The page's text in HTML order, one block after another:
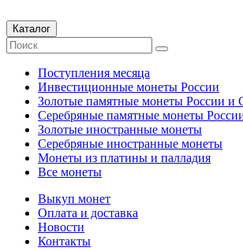
Каталог
Поступления месяца
Инвестиционные монеты России
Золотые памятные монеты России
Серебряные памятные монеты
Золотые иностранные монеты
Серебряные иностранные монеты
Монеты из платины и палладия
Все монеты
Выкуп монет
Оплата и доставка
Новости
Контакты